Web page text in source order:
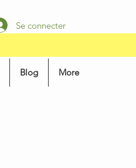
Se connecter
Blog More